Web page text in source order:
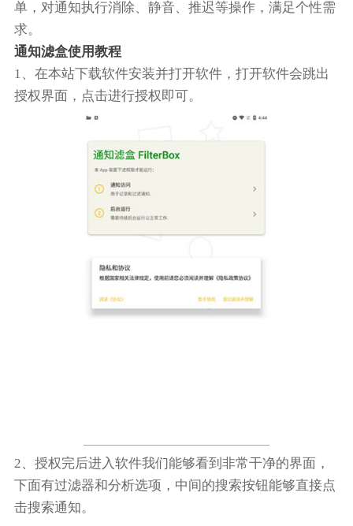
单，对通知执行消除、静音、推迟等操作，满足个性需
求。
通知滤盒使用教程
1、在本站下载软件安装并打开软件，打开软件会跳出
授权界面，点击进行授权即可。
2、授权完后进入软件我们能够看到非常干净的界面，
下面有过滤器和分析选项，中间的搜索按钮能够直接点
击搜索通知。